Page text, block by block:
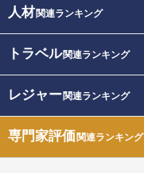
人材関連ランキング
トラベル関連ランキング
レジャー関連ランキング
専門家評価関連ランキング